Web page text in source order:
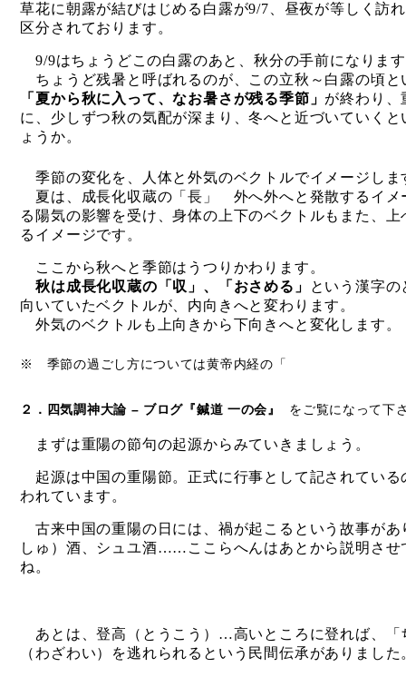
草花に朝露が結びはじめる白露が9/7
昼夜が等しく訪
区分されております。
9/9はちょうどこの白露のあと、秋分の手前になりま
ちょうど残暑と呼ばれるのが、この立秋～白露の頃と
「夏から秋に入って、なお暑さが残る季節」 が終わり、
に、少しずつ秋の気配が深まり、冬へと近づいていく
ょうか。
季節の変化を、人体と外気のベクトルでイメージしま
夏は、成長化収蔵の「長」 外へ外へと発散するイメ
る陽気の影響を受け、身体の上下のベクトルもまた、
るイメージです。
ここから秋へと季節はうつりかわります。
秋は成長化収蔵の「収」、「おさめる」
という漢字の
向いていたベクトルが、内向きへと変わります。
外気のベクトルも上向きから下向きへと変化します。
※ 季節の過ごし方については黄帝内経の 「
２．四気調神大論 – ブログ『鍼道 一の会』 をご覧になって下
まずは重陽の節句の起源からみていきましょう。
起源は中国の重陽節。正式に行事として記されている
われています。
古来中国の重陽の日には、禍が起こるという故事があ
しゅ）酒、シュユ酒…… ここらへんはあとから説明さ
ね。
あとは、登高（とうこう） …高いところに登れば、「
（わざわい）を逃れられるという民間伝承がありました